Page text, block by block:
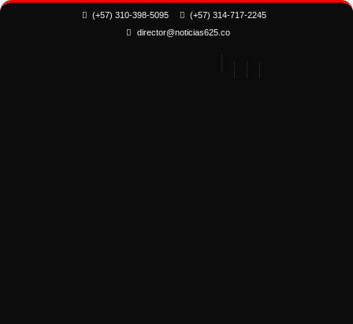
(+57) 310-398-5095
(+57) 314-717-2245
director@noticias625.co